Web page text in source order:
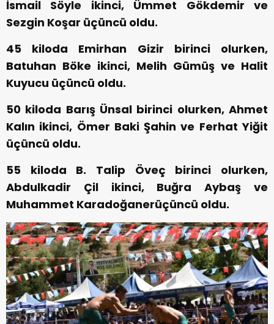
İsmail Söyle ikinci, Ümmet Gökdemir ve
Sezgin Koşar üçüncü oldu.
45 kiloda Emirhan Gizir birinci olurken,
Batuhan Böke ikinci, Melih Gümüş ve Halit
Kuyucu üçüncü oldu.
50 kiloda Barış Ünsal birinci olurken, Ahmet
Kalın ikinci, Ömer Baki Şahin ve Ferhat Yiğit
üçüncü oldu.
55 kiloda B. Talip Öveç birinci olurken,
Abdulkadir Çil ikinci, Buğra Aybaş ve
Muhammet Karadoğanerüçüncü oldu.